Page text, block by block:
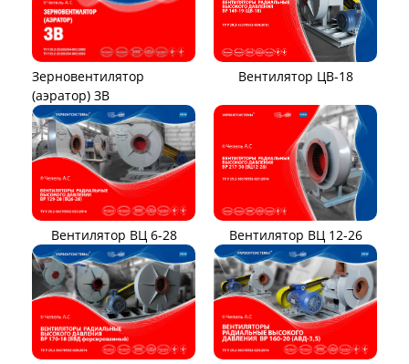
Зерновентилятор
(аэратор) ЗВ
Вентилятор ЦВ-18
Вентилятор ВЦ 6-28 Вентилятор ВЦ 12-26